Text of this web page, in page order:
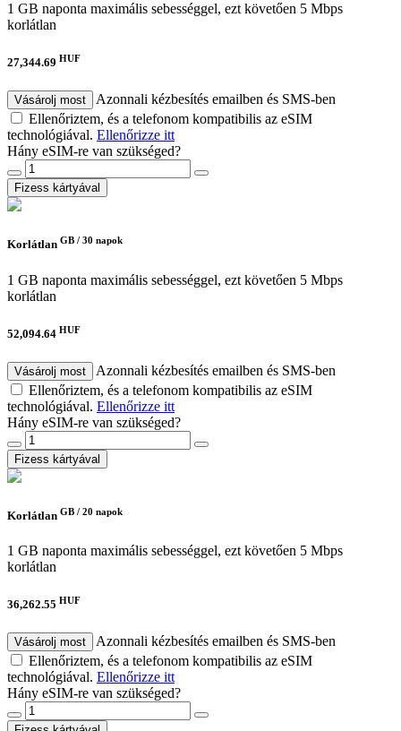
1 GB naponta maximális sebességgel, ezt követően 5 Mbps
korlátlan
27,344.69 HUF
Vásárolj most
Azonnali kézbesítés emailben és SMS-ben
Ellenőriztem, és a telefonom kompatibilis az eSIM
technológiával. Ellenőrizze itt
Hány eSIM-re van szükséged?
Fizess kártyával
Korlátlan GB / 30 napok
1 GB naponta maximális sebességgel, ezt követően 5 Mbps
korlátlan
52,094.64 HUF
Vásárolj most
Azonnali kézbesítés emailben és SMS-ben
Ellenőriztem, és a telefonom kompatibilis az eSIM
technológiával. Ellenőrizze itt
Hány eSIM-re van szükséged?
Fizess kártyával
Korlátlan GB / 20 napok
1 GB naponta maximális sebességgel, ezt követően 5 Mbps
korlátlan
36,262.55 HUF
Vásárolj most
Azonnali kézbesítés emailben és SMS-ben
Ellenőriztem, és a telefonom kompatibilis az eSIM
technológiával. Ellenőrizze itt
Hány eSIM-re van szükséged?